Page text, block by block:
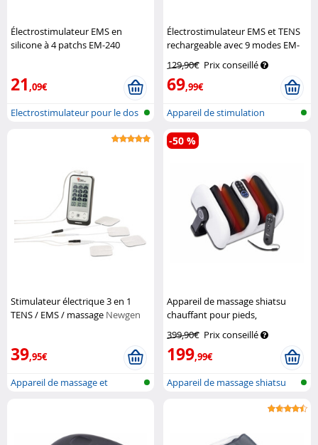
Électrostimulateur EMS en
silicone à 4 patchs EM-240
21,09€
Electrostimulateur pour le dos
Électrostimulateur EMS et TENS
rechargeable avec 9 modes EM-
Newgen Medicals
129,90€ Prix conseillé
69,99€
Appareil de stimulation
EMS/TENS po...
Stimulateur électrique 3 en 1
TENS / EMS / massage Newgen
39,95€
Appareil de massage et
Appareil de massage shiatsu
chauffant pour pieds,
Newgen Medicals
399,90€ Prix conseillé
199,99€
-50 %
Appareil de massage shiatsu